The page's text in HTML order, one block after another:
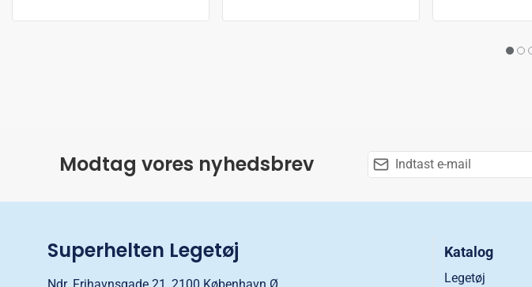
Modtag vores nyhedsbrev
Superhelten Legetøj
Ndr. Frihavnsgade 21, 2100 København Ø
Katalog
Legetøj